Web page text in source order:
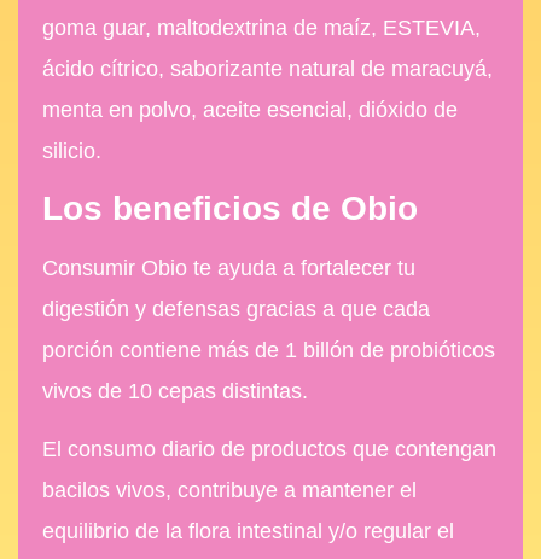
goma guar, maltodextrina de maíz, ESTEVIA,
ácido cítrico, saborizante natural de maracuyá,
menta en polvo, aceite esencial, dióxido de
silicio.
Los beneficios de Obio
Consumir Obio te ayuda a fortalecer tu
digestión y defensas gracias a que cada
porción contiene más de 1 billón de probióticos
vivos de 10 cepas distintas.
El consumo diario de productos que contengan
bacilos vivos, contribuye a mantener el
equilibrio de la flora intestinal y/o regular el